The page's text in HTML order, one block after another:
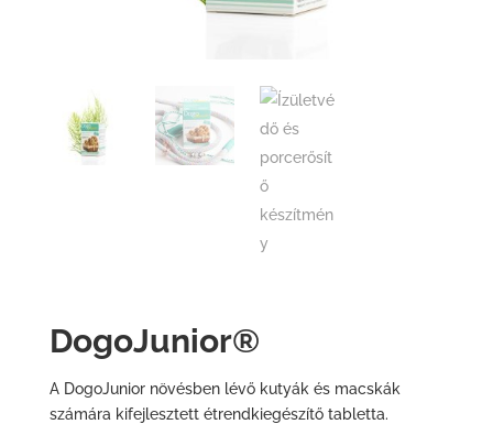
DogoJunior®
A DogoJunior növésben lévő kutyák és macskák
számára kifejlesztett étrendkiegészítő tabletta.